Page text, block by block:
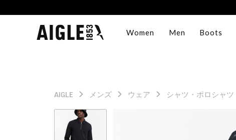
Women Men Boots
AIGLE メンズ ウェア シャツ・ポロシャツ